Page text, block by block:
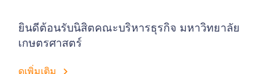
ยินดีต้อนรับนิสิตคณะบริหารธุรกิจ มหาวิทยาลัย
เกษตรศาสตร์
ดูเพิ่มเติม